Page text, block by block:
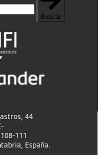
Buscar
44
111
España.